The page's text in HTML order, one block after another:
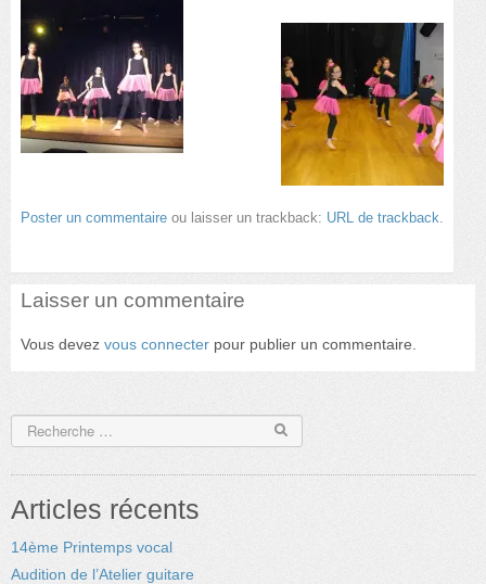
Poster un commentaireou laisser un trackback: URL de trackback.
Laisser un commentaire
Vous devez vous connecterpour publier un commentaire.
Articles récents
14ème Printemps vocal
Audition de l’Atelier guitare